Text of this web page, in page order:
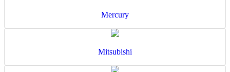
Mercury
Mitsubishi